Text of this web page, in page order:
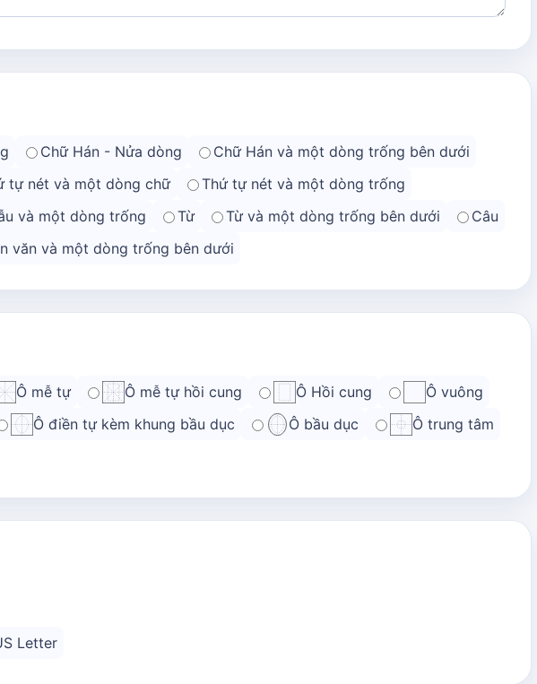
Chữ Hán - Nửa dòng
Chữ Hán và một dòng trống bên dưới
tự nét và một dòng chữ
Thứ tự nét và một dòng trống
và một dòng trống
Từ Từ và một dòng trống bên dưới
Câu
văn và một dòng trống bên dưới
Ô mễ tự Ô mễ tự hồi cung Ô Hồi cung
Ô vuông
Ô điền tự kèm khung bầu dục Ô bầu dục
Ô trung tâm
Letter